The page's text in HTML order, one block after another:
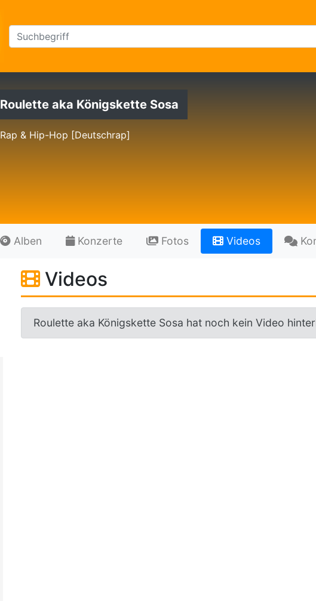
Roulette aka Königskette Sosa
Rap & Hip-Hop [Deutschrap]
Alben Konzerte Fotos Videos
Videos
Roulette aka Königskette Sosa hat noch kein Video